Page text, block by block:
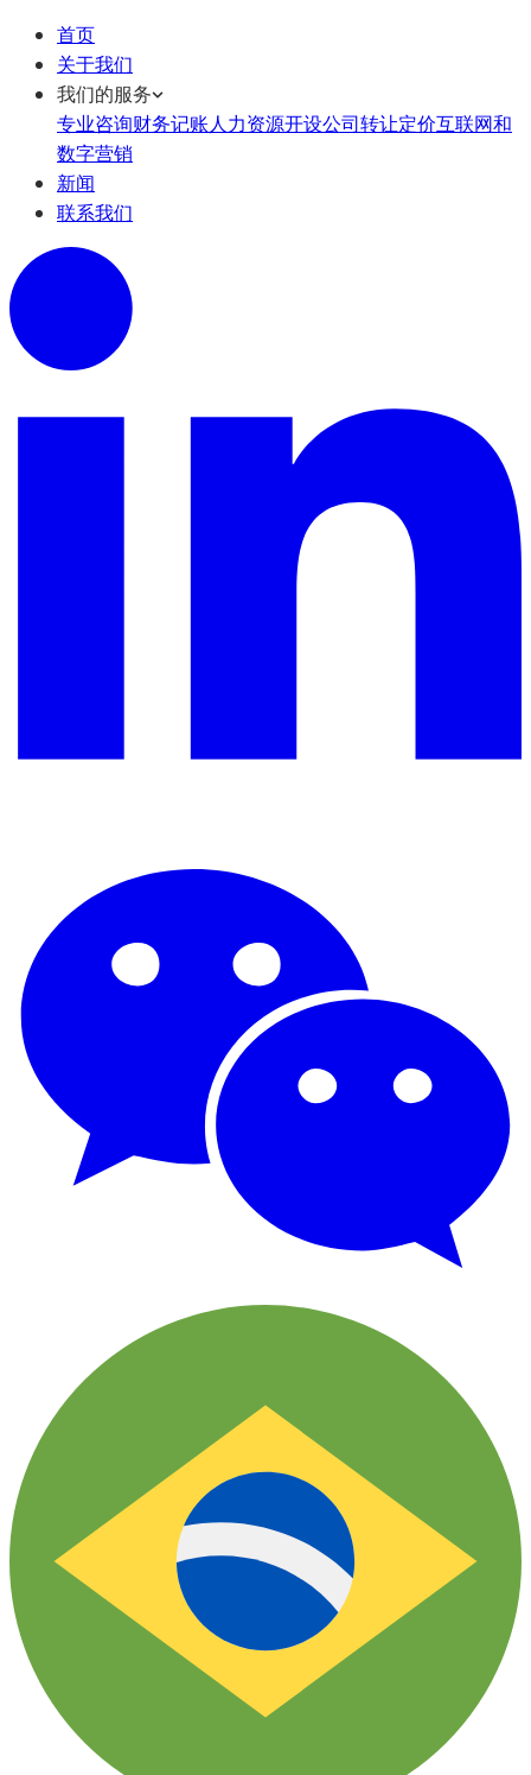
首页
关于我们
我们的服务
专业咨询财务记账人力资源开设公司转让定价互联网和
数字营销
新闻
联系我们